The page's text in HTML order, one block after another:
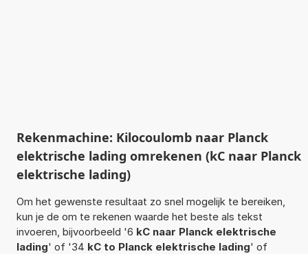
Rekenmachine: Kilocoulomb naar Planck
elektrische lading omrekenen (kC naar Planck
elektrische lading)
Om het gewenste resultaat zo snel mogelijk te bereiken,
kun je de om te rekenen waarde het beste als tekst
invoeren, bijvoorbeeld '6 kC naar Planck elektrische
lading' of '34 kC to Planck elektrische lading' of